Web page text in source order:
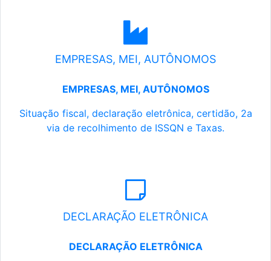
EMPRESAS, MEI, AUTÔNOMOS
EMPRESAS, MEI, AUTÔNOMOS
Situação fiscal, declaração eletrônica, certidão, 2a
via de recolhimento de ISSQN e Taxas.
DECLARAÇÃO ELETRÔNICA
DECLARAÇÃO ELETRÔNICA